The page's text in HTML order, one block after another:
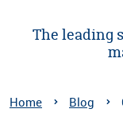
The leading
Home Blog